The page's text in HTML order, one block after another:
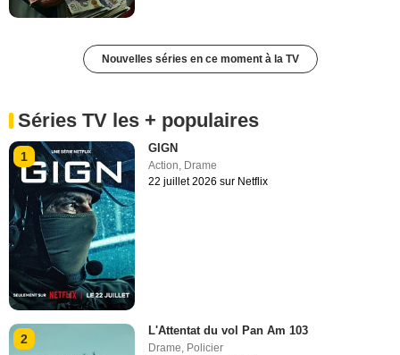
Nouvelles séries en ce moment à la TV
Séries TV les + populaires
1
GIGN
Action, Drame
22 juillet 2026 sur Netflix
2
L'Attentat du vol Pan Am 103
Drame Policier